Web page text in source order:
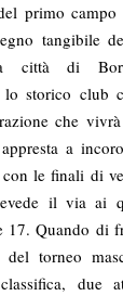
primo
tangibile
città di
lo storico club
che
a
le finali di
il via ai
Quando di
torneo
due